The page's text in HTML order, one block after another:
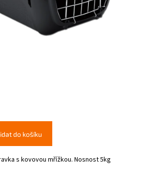
do košíku
s kovovou mřížkou. Nosnost 5kg